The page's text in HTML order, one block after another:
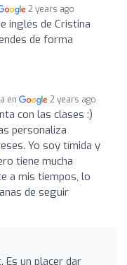
2 years ago
inglés de Cristina
de forma
en 2 years ago
con las clases :)
personaliza
Yo soy tímida y
tiene mucha
a mis tiempos, lo
de seguir
Es un placer dar